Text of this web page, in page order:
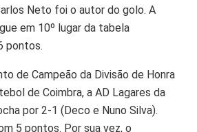
Neto foi o autor do golo. A
em 10º lugar da tabela
pontos.
de Campeão da Divisão de Honra
de Coimbra, a AD Lagares da
por 2-1 (Deco e Nuno Silva).
5 pontos. Por sua vez, o